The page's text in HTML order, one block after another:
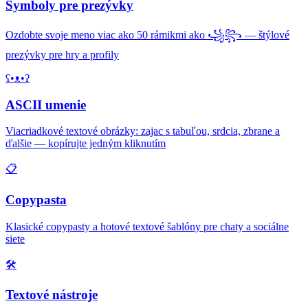
Symboly pre prezývky
Ozdobte svoje meno viac ako 50 rámikmi ako ꧁꧂ — štýlové
prezývky pre hry a profily
ʕ•ᴥ•ʔ
ASCII umenie
Viacriadkové textové obrázky: zajac s tabuľou, srdcia, zbrane a
ďalšie — kopírujte jedným kliknutím
📋
Copypasta
Klasické copypasty a hotové textové šablóny pre chaty a sociálne
siete
🛠️
Textové nástroje